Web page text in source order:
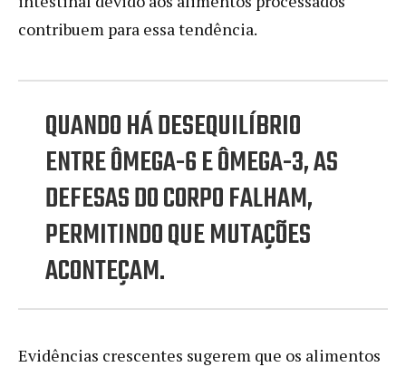
contribuem para essa tendência.
QUANDO HÁ DESEQUILÍBRIO
ENTRE ÔMEGA-6 E ÔMEGA-3, AS
DEFESAS DO CORPO FALHAM,
PERMITINDO QUE MUTAÇÕES
ACONTEÇAM.
Evidências crescentes sugerem que os alimentos